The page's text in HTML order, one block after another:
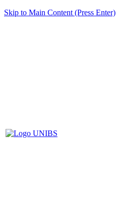
Skip to Main Content (Press Enter)